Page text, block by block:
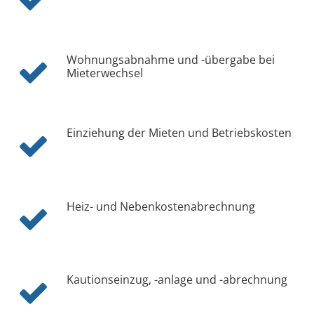
Wohnungsabnahme und -übergabe bei
Mieterwechsel
Einziehung der Mieten und Betriebskosten
Heiz- und Nebenkostenabrechnung
Kautionseinzug, -anlage und -abrechnung